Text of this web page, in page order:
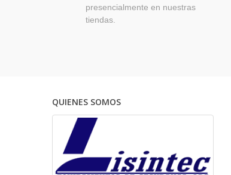
presencialmente en nuestras
tiendas.
QUIENES SOMOS